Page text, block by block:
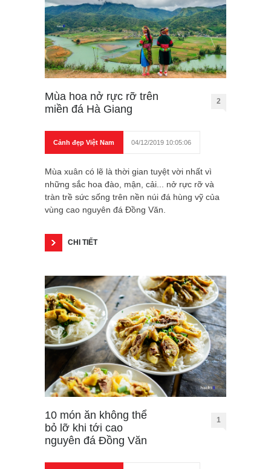
Mùa hoa nở rực rỡ trên
miền đá Hà Giang
2
Cảnh đẹp Việt Nam 04/12/2019 10:05:06
Mùa xuân có lẽ là thời gian tuyệt vời nhất vì
những sắc hoa đào, mận, cải... nở rực rỡ và
tràn trề sức sống trên nền núi đá hùng vỹ của
vùng cao nguyên đá Đồng Văn.
CHI TIẾT
10 món ăn không thể
bỏ lỡ khi tới cao
nguyên đá Đồng Văn
1